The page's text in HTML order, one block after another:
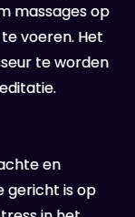
massages op
voeren. Het
te worden
en
gericht is op